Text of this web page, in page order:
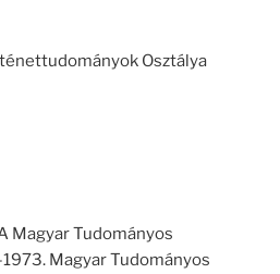
Osztálya
Magyar Tudományos
Magyar Tudományos